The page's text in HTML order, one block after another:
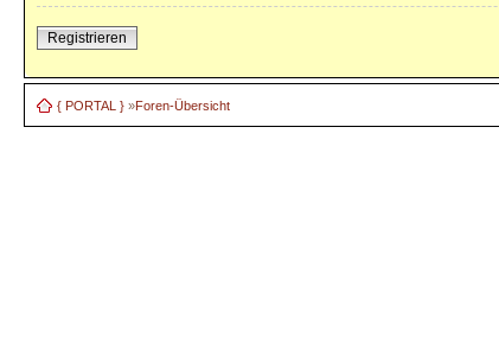
Registrieren
{ PORTAL } »Foren-Übersicht